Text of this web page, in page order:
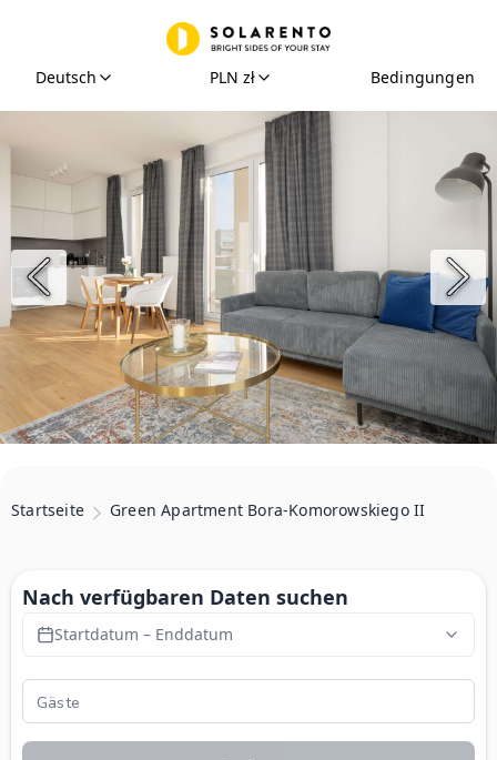
Deutsch PLN zł Bedingungen
Startseite Green Apartment Bora-Komorowskiego II
Nach verfügbaren Daten suchen
Startdatum – Enddatum